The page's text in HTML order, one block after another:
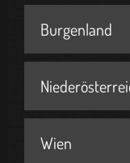
Burgenland
Wien